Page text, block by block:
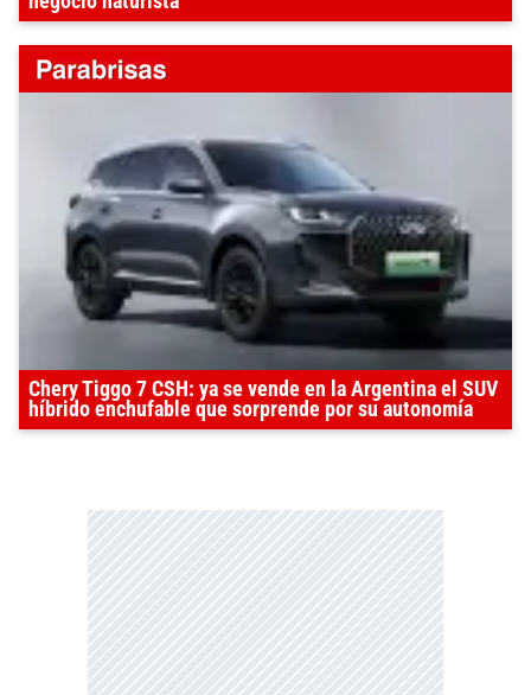
Chery Tiggo 7 CSH: ya se vende en la Argentina el SUV
híbrido enchufable que sorprende por su autonomía